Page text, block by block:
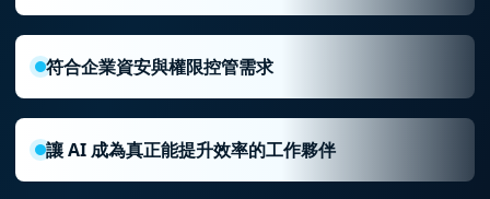
符合企業資安與權限控管需求
讓 AI 成為真正能提升效率的工作夥伴